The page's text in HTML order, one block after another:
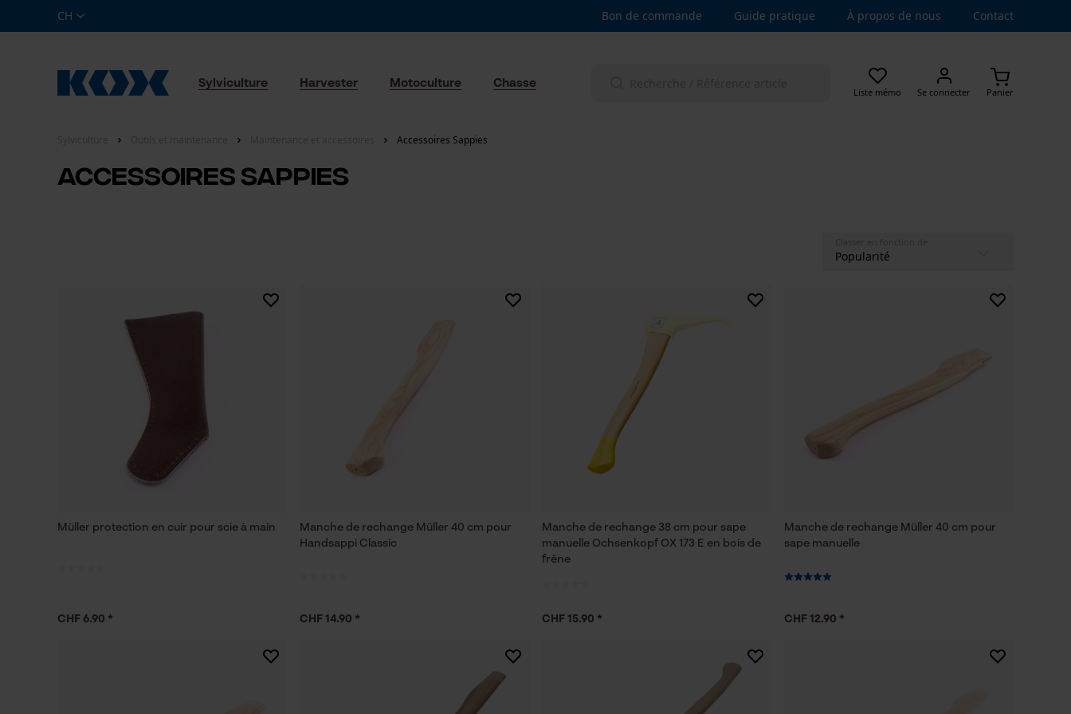
CH Bon de commande Guide pratique À propos de nous Contact
Liste mémo Se connecter Panier
Sylviculture Harvester Motoculture Chasse
Accessoires Sappies
Accessoires Sappies
Müller protection en cuir pour scie à main
CHF 6.90 *
Manche de rechange Müller 40 cm pour
Handsappi Classic
CHF 14.90 *
Manche de rechange 38 cm pour sape
manuelle Ochsenkopf OX 173 E en bois de
frêne
CHF 15.90 *
Manche de rechange Müller 40 cm pour
sape manuelle
CHF 12.90 *